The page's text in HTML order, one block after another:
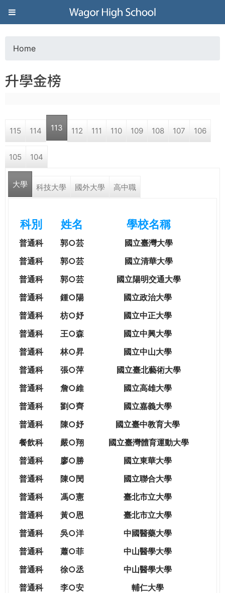
Jump to navigation
葳
格
高
學
WAGOR
TODAY
WORLD
TOMORROW
CITIZENSHIP
o
a
r
e
e
Home
升學金榜
115 114 113 112 111 110 109 108 107 106
105 104
大學 科技大學 國外大學 高中職
科別 姓名 學校名稱
普通科 郭○芸
國立臺灣大學
普通科
郭○芸
國立清華大學
普通科
郭○芸
國立陽明交通大學
普通科
鍾○陽
國立政治大學
普通科
枋○妤
國立中正大學
普通科
王○森
國立中興大學
普通科
林○昇
國立中山大學
普通科
張○萍
國立臺北藝術大學
普通科
詹○維
國立高雄大學
普通科
劉○齊
國立嘉義大學
普通科
陳○妤
國立臺中教育大學
餐飲科
嚴○翔 國立臺灣體育運動大學
普通科
廖○勝
國立東華大學
普通科
陳○閔
國立聯合大學
普通科
馮○憲
臺北市立大學
普通科
黃○恩
臺北市立大學
普通科 吳○洋
中國醫藥大學
普通科
蕭○菲
中山醫學大學
普通科
徐○丞
中山醫學大學
普通科
李○安
輔仁大學